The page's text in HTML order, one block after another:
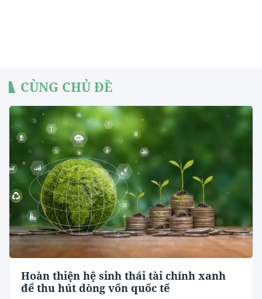
CÙNG CHỦ ĐỀ
Hoàn thiện hệ sinh thái tài chính xanh
để thu hút dòng vốn quốc tế